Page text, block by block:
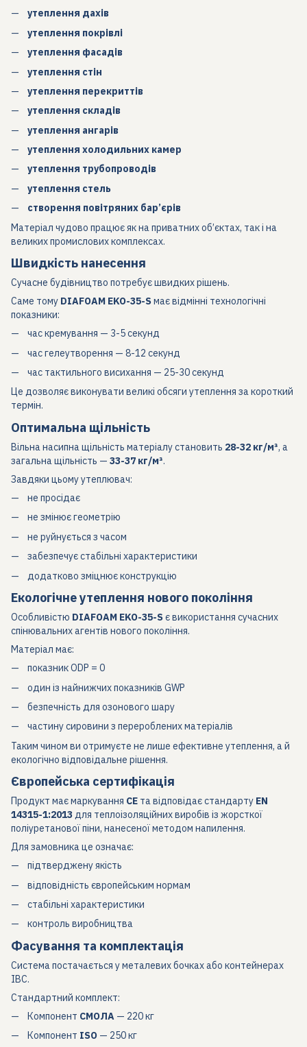
утеплення дахів
утеплення покрівлі
утеплення фасадів
утеплення стін
утеплення перекриттів
утеплення складів
утеплення ангарів
утеплення холодильних камер
утеплення трубопроводів
утеплення стель
створення повітряних бар’єрів
Матеріал чудово працює як на приватних об’єктах, так і на
великих промислових комплексах.
Швидкість нанесення
Сучасне будівництво потребує швидких рішень.
Саме тому DIAFOAM EKO-35-Sмає відмінні технологічні
показники:
час кремування — 3-5 секунд
час гелеутворення — 8-12 секунд
час тактильного висихання — 25-30 секунд
Це дозволяє виконувати великі обсяги утеплення за короткий
термін.
Оптимальна щільність
Вільна насипна щільність матеріалу становить 28-32 кг/м³, а
загальна щільність — 33-37 кг/м³.
Завдяки цьому утеплювач:
не просідає
не змінює геометрію
не руйнується з часом
забезпечує стабільні характеристики
додатково зміцнює конструкцію
Екологічне утеплення нового покоління
Особливістю DIAFOAM EKO-35-Sє використання сучасних
спінювальних агентів нового покоління.
Матеріал має:
показник ODP = 0
один із найнижчих показників GWP
безпечність для озонового шару
частину сировини з перероблених матеріалів
Таким чином ви отримуєте не лише ефективне утеплення, а й
екологічно відповідальне рішення.
Європейська сертифікація
Продукт має маркування CE та відповідає стандарту EN
14315-1:2013 для теплоізоляційних виробів із жорсткої
поліуретанової піни, нанесеної методом напилення.
Для замовника це означає:
підтверджену якість
відповідність європейським нормам
стабільні характеристики
контроль виробництва
Фасування та комплектація
Система постачається у металевих бочках або контейнерах
IBC.
Стандартний комплект:
Компонент СМОЛА — 220 кг
Компонент ISO — 250 кг